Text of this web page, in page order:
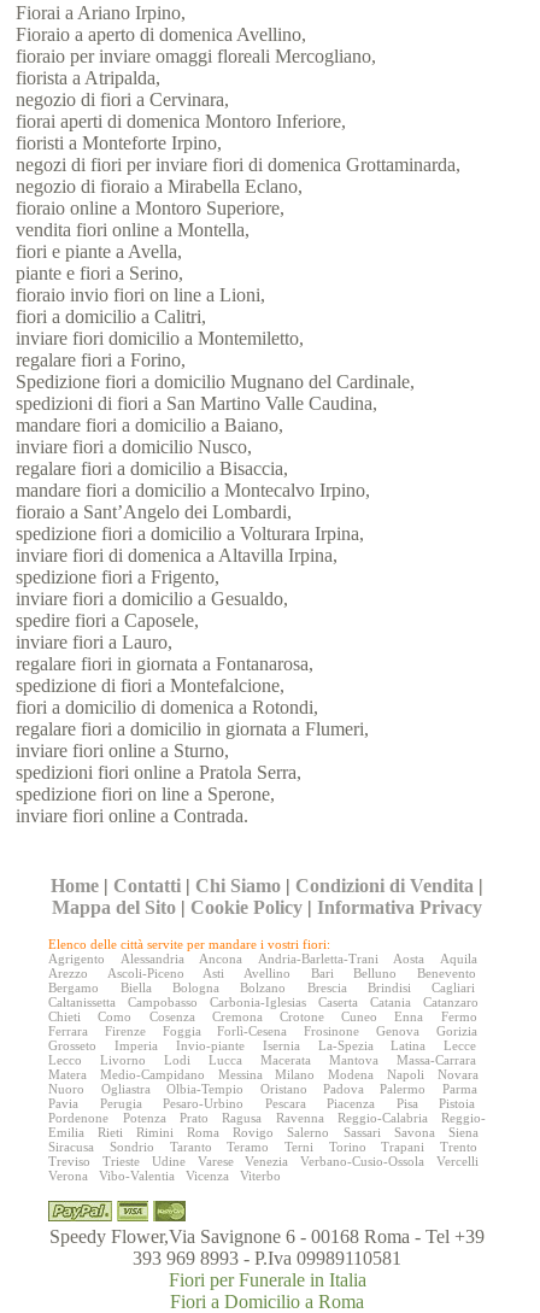
Fiorai a Ariano Irpino,
Fioraio a aperto di domenica Avellino,
fioraio per inviare omaggi floreali Mercogliano,
fiorista a Atripalda,
negozio di fiori a Cervinara,
fiorai aperti di domenica Montoro Inferiore,
fioristi a Monteforte Irpino,
negozi di fiori per inviare fiori di domenica Grottaminarda,
negozio di fioraio a Mirabella Eclano,
fioraio online a Montoro Superiore,
vendita fiori online a Montella,
fiori e piante a Avella,
piante e fiori a Serino,
fioraio invio fiori on line a Lioni,
fiori a domicilio a Calitri,
inviare fiori domicilio a Montemiletto,
regalare fiori a Forino,
Spedizione fiori a domicilio Mugnano del Cardinale,
spedizioni di fiori a San Martino Valle Caudina,
mandare fiori a domicilio a Baiano,
inviare fiori a domicilio Nusco,
regalare fiori a domicilio a Bisaccia,
mandare fiori a domicilio a Montecalvo Irpino,
fioraio a Sant’Angelo dei Lombardi,
spedizione fiori a domicilio a Volturara Irpina,
inviare fiori di domenica a Altavilla Irpina,
spedizione fiori a Frigento,
inviare fiori a domicilio a Gesualdo,
spedire fiori a Caposele,
inviare fiori a Lauro,
regalare fiori in giornata a Fontanarosa,
spedizione di fiori a Montefalcione,
fiori a domicilio di domenica a Rotondi,
regalare fiori a domicilio in giornata a Flumeri,
inviare fiori online a Sturno,
spedizioni fiori online a Pratola Serra,
spedizione fiori on line a Sperone,
inviare fiori online a Contrada.
Home | Contatti | Chi Siamo | Condizioni di Vendita |
Mappa del Sito | Cookie Policy |Informativa Privacy
Elenco delle città servite per mandare i vostri fiori:
Agrigento
Alessandria Ancona Andria-Barletta-Trani Aosta
Aquila
Arezzo
Ascoli-Piceno Asti Avellino Bari Belluno
Benevento
Bergamo
Biella Bologna Bolzano Brescia Brindisi
Cagliari
Caltanissetta
Campobasso Carbonia-Iglesias Caserta Catania
Catanzaro
Chieti
Como Cosenza Cremona Crotone Cuneo Enna
Fermo
Ferrara
Firenze Foggia Forlì-Cesena Frosinone Genova
Gorizia
Grosseto
Imperia Invio-piante Isernia La-Spezia Latina
Lecce
Lecco
Livorno Lodi Lucca Macerata Mantova
Massa-Carrara
Matera
Medio-Campidano Messina Milano Modena Napoli
Novara
Nuoro
Ogliastra Olbia-Tempio Oristano Padova Palermo
Parma
Pavia
Perugia Pesaro-Urbino Pescara Piacenza Pisa
Pistoia
Pordenone
Potenza Prato Ragusa Ravenna Reggio-Calabria
Reggio-
Emilia
Rieti Rimini Roma Rovigo Salerno Sassari Savona
Siena
Siracusa
Sondrio Taranto Teramo Terni Torino Trapani
Trento
Treviso
Trieste Udine Varese Venezia Verbano-Cusio-Ossola
Vercelli
Verona
Vibo-Valentia Vicenza Viterbo
Speedy Flower,Via Savignone 6 - 00168 Roma - Tel +39
393 969 8993 - P.Iva 09989110581
Fiori per Funerale in Italia
Fiori a Domicilio a Roma